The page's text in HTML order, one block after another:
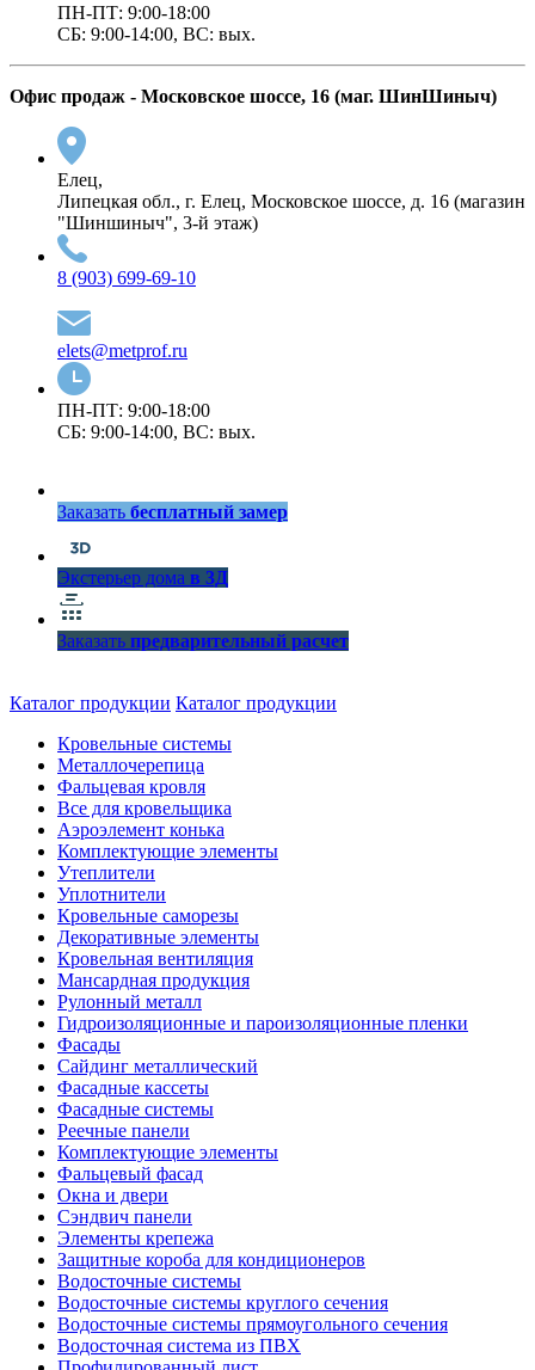
ПН-ПТ: 9:00-18:00
СБ: 9:00-14:00, ВС: вых.
Офис продаж - Московское шоссе, 16 (маг. ШинШиныч)
Елец,
Липецкая обл., г. Елец, Московское шоссе, д. 16 (магазин
"Шиншиныч", 3-й этаж)
8 (903) 699-69-10
elets@metprof.ru
ПН-ПТ: 9:00-18:00
СБ: 9:00-14:00, ВС: вых.
Заказать бесплатный замер
Экстерьер дома в 3Д
Заказать предварительный расчет
Каталог продукции Каталог продукции
Кровельные системы
Металлочерепица
Фальцевая кровля
Все для кровельщика
Аэроэлемент конька
Комплектующие элементы
Утеплители
Уплотнители
Кровельные саморезы
Декоративные элементы
Кровельная вентиляция
Мансардная продукция
Рулонный металл
Гидроизоляционные и пароизоляционные пленки
Фасады
Сайдинг металлический
Фасадные кассеты
Фасадные системы
Реечные панели
Комплектующие элементы
Фальцевый фасад
Окна и двери
Сэндвич панели
Элементы крепежа
Защитные короба для кондиционеров
Водосточные системы
Водосточные системы круглого сечения
Водосточные системы прямоугольного сечения
Водосточная система из ПВХ